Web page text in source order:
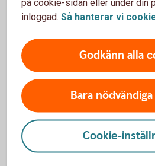
Volvo x8
BULL VOLVO
X8 SW
Volvo x8
X8 SW 2
Volvo x8
BULL VOLVO
X8 SW 3
på cookie-sidan eller under din
inloggad. Så hanterar vi
Godkänn alla
Bara
Cookie-